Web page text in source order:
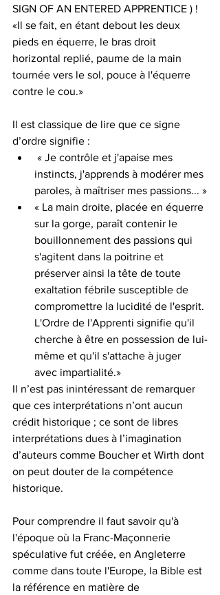
SIGN OF AN ENTERED APPRENTICE ) !
«Il se fait, en étant debout les deux
pieds en équerre, le bras droit
horizontal replié, paume de la main
tournée vers le sol, pouce à l'équerre
contre le cou.»
Il est classique de lire que ce signe
d’ordre signifie :
instincts, j'apprends à modérer mes
paroles, à maîtriser mes passions... »
« La main droite, placée en équerre
sur la gorge, paraît contenir le
bouillonnement des passions qui
s'agitent dans la poitrine et
préserver ainsi la tête de toute
exaltation fébrile susceptible de
compromettre la lucidité de l'esprit.
L'Ordre de l'Apprenti signifie qu'il
cherche à être en possession de lui-
même et qu'il s'attache à juger
avec impartialité.»
Il n’est pas inintéressant de remarquer
que ces interprétations n’ont aucun
crédit historique ; ce sont de libres
interprétations dues à l’imagination
d’auteurs comme Boucher et Wirth dont
on peut douter de la compétence
historique.
Pour comprendre il faut savoir qu'à
l'époque où la Franc-Maçonnerie
spéculative fut créée, en Angleterre
comme dans toute l'Europe, la Bible est
la référence en matière de